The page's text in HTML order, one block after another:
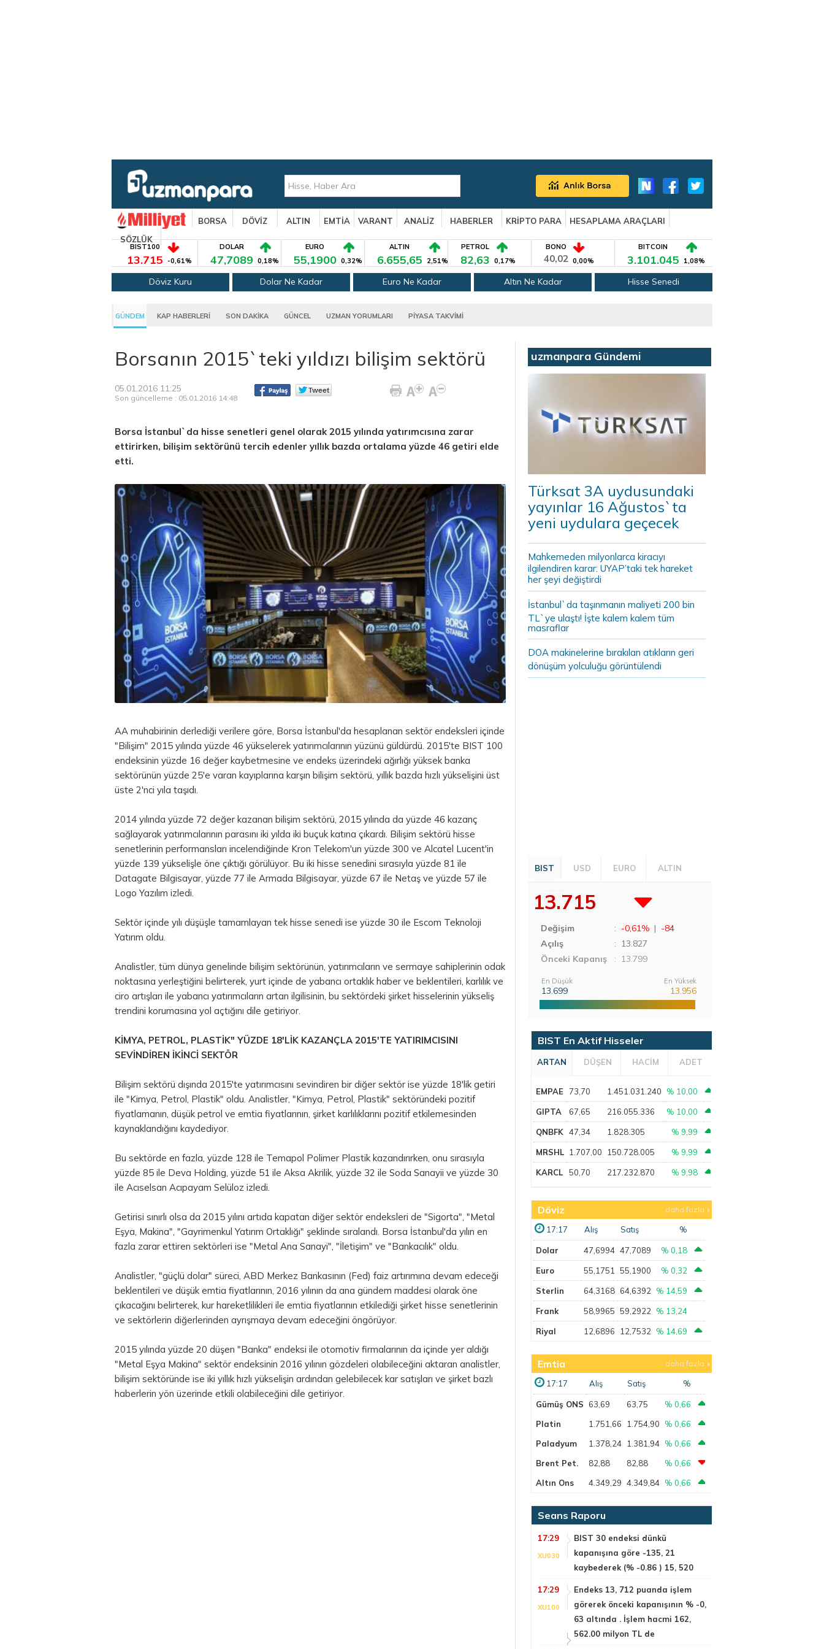
BORSA DÖVİZ ALTIN EMTİA VARANT ANALİZ HABERLER KRİPTO PARA
HESAPLAMA ARAÇLARI
SÖZLÜK
BIST100
13.715 -0,61%
DOLAR
47,7089 0,18%
EURO
55,1900 0,32%
ALTIN
6.655,65 2,51%
PETROL
82,63 0,17%
BONO
40,02 0,00%
BITCOIN
3.101.045 1,08%
Döviz Kuru Dolar Ne Kadar Euro Ne Kadar Altın Ne Kadar Hisse Senedi
GÜNDEM KAP HABERLERİ SON DAKİKA GÜNCEL UZMAN YORUMLARI PİYASA TAKVİMİ
Borsanın 2015`teki yıldızı bilişim sektörü
05.01.2016 11:25
Son güncelleme : 05.01.2016 14:48
Borsa İstanbul`da hisse senetleri genel olarak 2015 yılında yatırımcısına zarar
ettirirken, bilişim sektörünü tercih edenler yıllık bazda ortalama yüzde 46 getiri elde
etti.
AA muhabirinin derlediği verilere göre, Borsa İstanbul'da hesaplanan sektör endeksleri içinde
"Bilişim" 2015 yılında yüzde 46 yükselerek yatırımcılarının yüzünü güldürdü. 2015'te BIST 100
endeksinin yüzde 16 değer kaybetmesine ve endeks üzerindeki ağırlığı yüksek banka
sektörünün yüzde 25'e varan kayıplarına karşın bilişim sektörü, yıllık bazda hızlı yükselişini üst
üste 2'nci yıla taşıdı.
2014 yılında yüzde 72 değer kazanan bilişim sektörü, 2015 yılında da yüzde 46 kazanç
sağlayarak yatırımcılarının parasını iki yılda iki buçuk katına çıkardı. Bilişim sektörü hisse
senetlerinin performansları incelendiğinde Kron Telekom'un yüzde 300 ve Alcatel Lucent'in
yüzde 139 yükselişle öne çıktığı görülüyor. Bu iki hisse senedini sırasıyla yüzde 81 ile
Datagate Bilgisayar, yüzde 77 ile Armada Bilgisayar, yüzde 67 ile Netaş ve yüzde 57 ile
Logo Yazılım izledi.
Sektör içinde yılı düşüşle tamamlayan tek hisse senedi ise yüzde 30 ile Escom Teknoloji
Yatırım oldu.
Analistler, tüm dünya genelinde bilişim sektörünün, yatırımcıların ve sermaye sahiplerinin odak
noktasına yerleştiğini belirterek, yurt içinde de yabancı ortaklık haber ve beklentileri, karlılık ve
ciro artışları ile yabancı yatırımcıların artan ilgilisinin, bu sektördeki şirket hisselerinin yükseliş
trendini korumasına yol açtığını dile getiriyor.
KİMYA, PETROL, PLASTİK" YÜZDE 18'LİK KAZANÇLA 2015'TE YATIRIMCISINI
SEVİNDİREN İKİNCİ SEKTÖR
Bilişim sektörü dışında 2015'te yatırımcısını sevindiren bir diğer sektör ise yüzde 18'lik getiri
ile "Kimya, Petrol, Plastik" oldu. Analistler, "Kimya, Petrol, Plastik" sektöründeki pozitif
fiyatlamanın, düşük petrol ve emtia fiyatlarının, şirket karlılıklarını pozitif etkilemesinden
kaynaklandığını kaydediyor.
Bu sektörde en fazla, yüzde 128 ile Temapol Polimer Plastik kazandırırken, onu sırasıyla
yüzde 85 ile Deva Holding, yüzde 51 ile Aksa Akrilik, yüzde 32 ile Soda Sanayii ve yüzde 30
ile Acıselsan Acıpayam Selüloz izledi.
Getirisi sınırlı olsa da 2015 yılını artıda kapatan diğer sektör endeksleri de "Sigorta", "Metal
Eşya, Makina", "Gayrimenkul Yatırım Ortaklığı" şeklinde sıralandı. Borsa İstanbul'da yılın en
fazla zarar ettiren sektörleri ise "Metal Ana Sanayi", "İletişim" ve "Bankacılık" oldu.
Analistler, "güçlü dolar" süreci, ABD Merkez Bankasının (Fed) faiz artırımına devam edeceği
beklentileri ve düşük emtia fiyatlarının, 2016 yılının da ana gündem maddesi olarak öne
çıkacağını belirterek, kur hareketlilikleri ile emtia fiyatlarının etkilediği şirket hisse senetlerinin
ve sektörlerin diğerlerinden ayrışmaya devam edeceğini öngörüyor.
2015 yılında yüzde 20 düşen "Banka" endeksi ile otomotiv firmalarının da içinde yer aldığı
"Metal Eşya Makina" sektör endeksinin 2016 yılının gözdeleri olabileceğini aktaran analistler,
bilişim sektöründe ise iki yıllık hızlı yükselişin ardından gelebilecek kar satışları ve şirket bazlı
haberlerin yön üzerinde etkili olabileceğini dile getiriyor.
uzmanpara Gündemi
Türksat 3A uydusundaki
yayınlar 16 Ağustos`ta
yeni uydulara geçecek
Mahkemeden milyonlarca kiracıyı
ilgilendiren karar: UYAP’taki tek hareket
her şeyi değiştirdi
İstanbul`da taşınmanın maliyeti 200 bin
TL`ye ulaştı! İşte kalem kalem tüm
masraflar
DOA makinelerine bırakılan atıkların geri
dönüşüm yolculuğu görüntülendi
BIST USD EURO ALTIN
13.715
Değişim : -0,61% | -84
Açılış
: 13.827
Önceki Kapanış
: 13.799
En Düşük
13.699
En Yüksek
13.956
BIST En Aktif Hisseler
ARTAN DÜŞEN HACİM ADET
EMPAE 73,70 1.451.031.240 % 10,00
GIPTA 67,65 216.055.336 % 10,00
QNBFK 47,34 1.828.305 % 9,99
MRSHL 1.707,00 150.728.005 % 9,99
KARCL 50,70 217.232.870 % 9,98
Döviz daha fazla
17:17 Alış Satış %
Dolar 47,6994 47,7089 % 0,18
Euro 55,1751 55,1900 % 0,32
Sterlin 64,3168 64,6392 % 14,59
Frank 58,9965 59,2922 % 13,24
Riyal 12,6896 12,7532 % 14,69
Emtia daha fazla
17:17 Alış Satış %
Gümüş ONS 63,69 63,75
% 0,66
Platin
1.751,66 1.754,90
% 0,66
Paladyum
1.378,24 1.381,94 % 0,66
Brent Pet.
82,88 82,88
% 0,66
Altın Ons
4.349,29 4.349,84 % 0,66
Seans Raporu
17:29
XU030
BIST 30 endeksi dünkü
kapanışına göre -135, 21
kaybederek (% -0.86 ) 15, 520
17:29
XU100
Endeks 13, 712 puanda işlem
görerek önceki kapanışının % -0,
63 altında . İşlem hacmi 162,
562.00 milyon TL de